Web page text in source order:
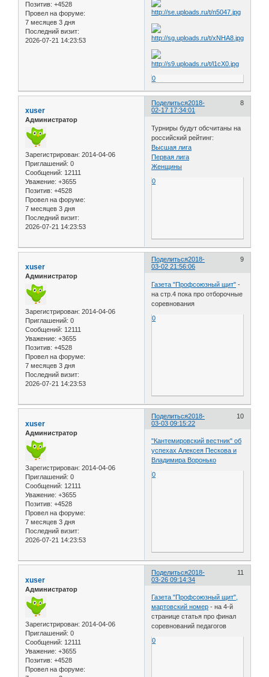
Позитив: +4528
Провел на форуме:
7 месяцев 3 дня
Последний визит:
2026-07-21 14:23:53
0
Поделиться 8
2018-
02-17 17:34:01
xuser
Администратор
Зарегистрирован: 2014-04-06
Приглашений: 0
Сообщений: 12111
Уважение: +3655
Позитив: +4528
Провел на форуме:
7 месяцев 3 дня
Последний визит:
2026-07-21 14:23:53
Турниры будут обсчитаны на
российский рейтинг:
Высшая лига
Первая лига
Женщины
0
Поделиться 9
2018-
03-02 21:56:06
xuser
Администратор
Зарегистрирован: 2014-04-06
Приглашений: 0
Сообщений: 12111
Уважение: +3655
Позитив: +4528
Провел на форуме:
7 месяцев 3 дня
Последний визит:
2026-07-21 14:23:53
Газета "Профсоюзный щит" -
на стр.4 пока про отборочные
соревнования
0
Поделиться 10
2018-
03-03 09:15:22
xuser
Администратор
Зарегистрирован: 2014-04-06
Приглашений: 0
Сообщений: 12111
Уважение: +3655
Позитив: +4528
Провел на форуме:
7 месяцев 3 дня
Последний визит:
2026-07-21 14:23:53
"Кантемировский вестник" об
успехах Алексея Пескова и
Владимира Воронько
0
Поделиться 11
2018-
03-26 09:14:34
xuser
Администратор
Зарегистрирован: 2014-04-06
Приглашений: 0
Сообщений: 12111
Уважение: +3655
Позитив: +4528
Провел на форуме:
Газета "Профсоюзный щит",
мартовский номер - на 4-й
странице статья про финал
соревнований педагогов
0